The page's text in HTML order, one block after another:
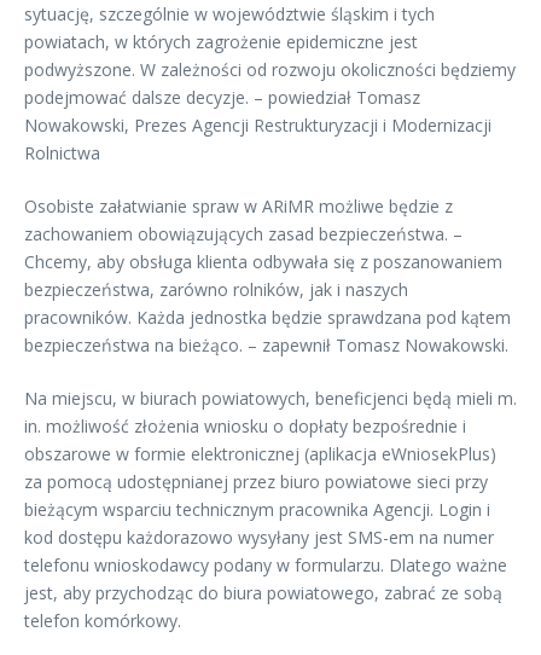
sytuację, szczególnie w województwie śląskim i tych
powiatach, w których zagrożenie epidemiczne jest
podwyższone. W zależności od rozwoju okoliczności będziemy
podejmować dalsze decyzje. – powiedział Tomasz
Nowakowski, Prezes Agencji Restrukturyzacji i Modernizacji
Rolnictwa
Osobiste załatwianie spraw w ARiMR możliwe będzie z
zachowaniem obowiązujących zasad bezpieczeństwa. –
Chcemy, aby obsługa klienta odbywała się z poszanowaniem
bezpieczeństwa, zarówno rolników, jak i naszych
pracowników. Każda jednostka będzie sprawdzana pod kątem
bezpieczeństwa na bieżąco. – zapewnił Tomasz Nowakowski.
Na miejscu, w biurach powiatowych, beneficjenci będą mieli m.
in. możliwość złożenia wniosku o dopłaty bezpośrednie i
obszarowe w formie elektronicznej (aplikacja eWniosekPlus)
za pomocą udostępnianej przez biuro powiatowe sieci przy
bieżącym wsparciu technicznym pracownika Agencji. Login i
kod dostępu każdorazowo wysyłany jest SMS-em na numer
telefonu wnioskodawcy podany w formularzu. Dlatego ważne
jest, aby przychodząc do biura powiatowego, zabrać ze sobą
telefon komórkowy.